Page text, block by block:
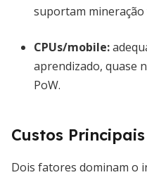
suportam mineração
CPUs/mobile:
aprendizado, quase
PoW.
Custos Principais
Dois fatores dominam o